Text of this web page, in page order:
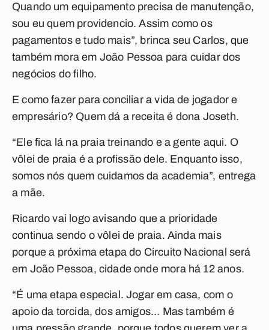
Quando um equipamento precisa de manutenção,
sou eu quem providencio. Assim como os
pagamentos e tudo mais”, brinca seu Carlos, que
também mora em João Pessoa para cuidar dos
negócios do filho.
E como fazer para conciliar a vida de jogador e
empresário? Quem dá a receita é dona Joseth.
“Ele fica lá na praia treinando e a gente aqui. O
vôlei de praia é a profissão dele. Enquanto isso,
somos nós quem cuidamos da academia”, entrega
a mãe.
Ricardo vai logo avisando que a prioridade
continua sendo o vôlei de praia. Ainda mais
porque a próxima etapa do Circuito Nacional será
em João Pessoa, cidade onde mora há 12 anos.
“É uma etapa especial. Jogar em casa, com o
apoio da torcida, dos amigos... Mas também é